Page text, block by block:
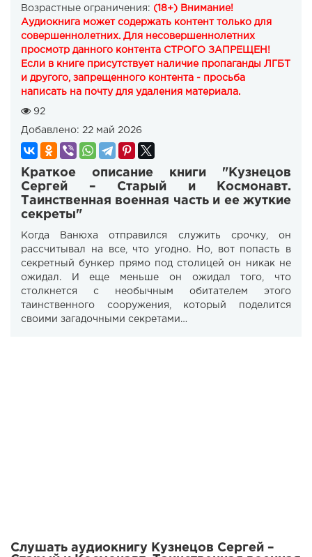
Возрастные ограничения: (18+) Внимание!
Аудиокнига может содержать контент только для
совершеннолетних. Для несовершеннолетних
просмотр данного контента СТРОГО ЗАПРЕЩЕН!
Если в книге присутствует наличие пропаганды ЛГБТ
и другого, запрещенного контента - просьба
написать на почту для удаления материала.
92
Добавлено: 22 май 2026
Краткое описание книги "Кузнецов
Сергей – Старый и Космонавт.
Таинственная военная часть и ее жуткие
секреты"
Когда Ванюха отправился служить срочку, он
рассчитывал на все, что угодно. Но, вот попасть в
секретный бункер прямо под столицей он никак не
ожидал. И еще меньше он ожидал того, что
столкнется с необычным обитателем этого
таинственного сооружения, который поделится
своими загадочными секретами…
Слушать аудиокнигу Кузнецов Сергей –